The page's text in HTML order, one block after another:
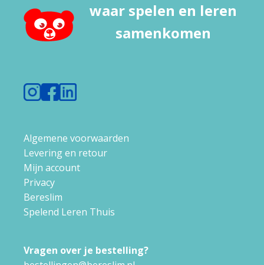
waar spelen en leren
samenkomen
Algemene voorwaarden
Levering en retour
Mijn account
Privacy
Bereslim
Spelend Leren Thuis
Vragen over je bestelling?